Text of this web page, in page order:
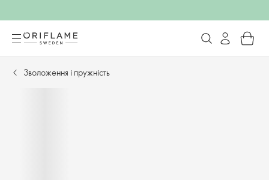
Зволоження і пружність